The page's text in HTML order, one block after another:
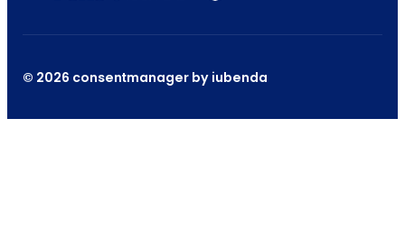
© 2026 consentmanager by iubenda